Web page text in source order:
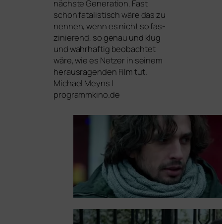
nächs­te Generation. Fast
schon fata­lis­tisch wäre das zu
nen­nen, wenn es nicht so fas­
zi­nie­rend, so genau und klug
und wahr­haf­tig beob­ach­tet
wäre, wie es Netzer in sei­nem
her­aus­ra­gen­den Film tut.
Michael Meyns |
programmkino.de